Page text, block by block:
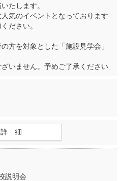
たします。
気のイベントとなっております
ださい。
方を対象とした「施設見学会」
いません。予めご了承ください
詳 細
説明会